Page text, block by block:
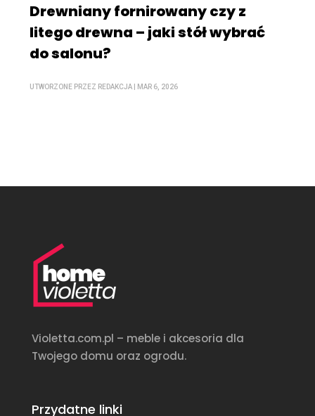
Drewniany fornirowany czy z
litego drewna – jaki stół wybrać
do salonu?
UTWORZONE PRZEZ REDAKCJA MAR 6, 2026
Violetta.com.pl – meble i akcesoria dla
Twojego domu oraz ogrodu.
Przydatne linki